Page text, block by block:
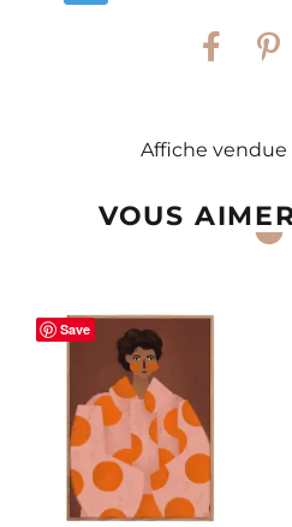
Affiche vendue
VOUS
Save